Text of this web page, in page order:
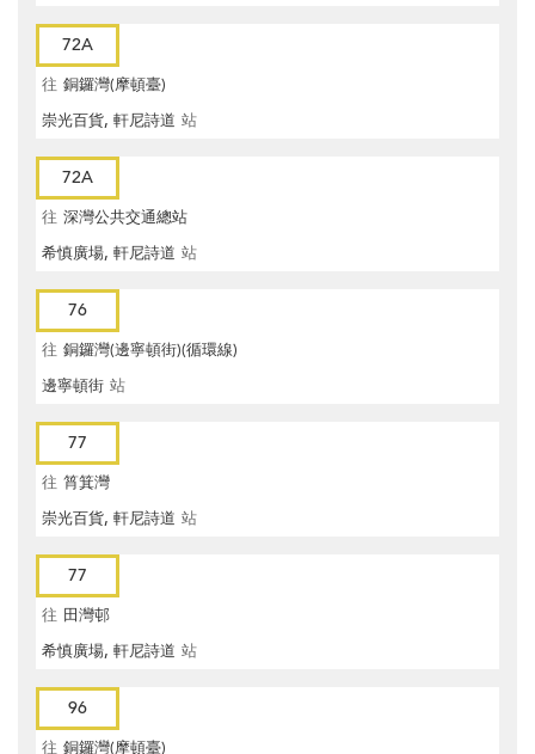
72A
往 銅鑼灣(摩頓臺)
崇光百貨, 軒尼詩道 站
72A
往 深灣公共交通總站
希慎廣場, 軒尼詩道 站
76
往 銅鑼灣(邊寧頓街)(循環線)
邊寧頓街 站
77
往 筲箕灣
崇光百貨, 軒尼詩道 站
77
往 田灣邨
希慎廣場, 軒尼詩道 站
96
往 銅鑼灣(摩頓臺)